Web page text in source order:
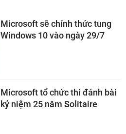
Microsoft sẽ chính thức tung
Windows 10 vào ngày 29/7
Microsoft tổ chức thi đánh bài
kỷ niệm 25 năm Solitaire